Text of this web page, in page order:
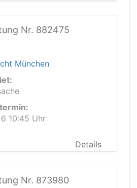
Nr. 882475
München
10:45 Uhr
Details
Nr. 873980